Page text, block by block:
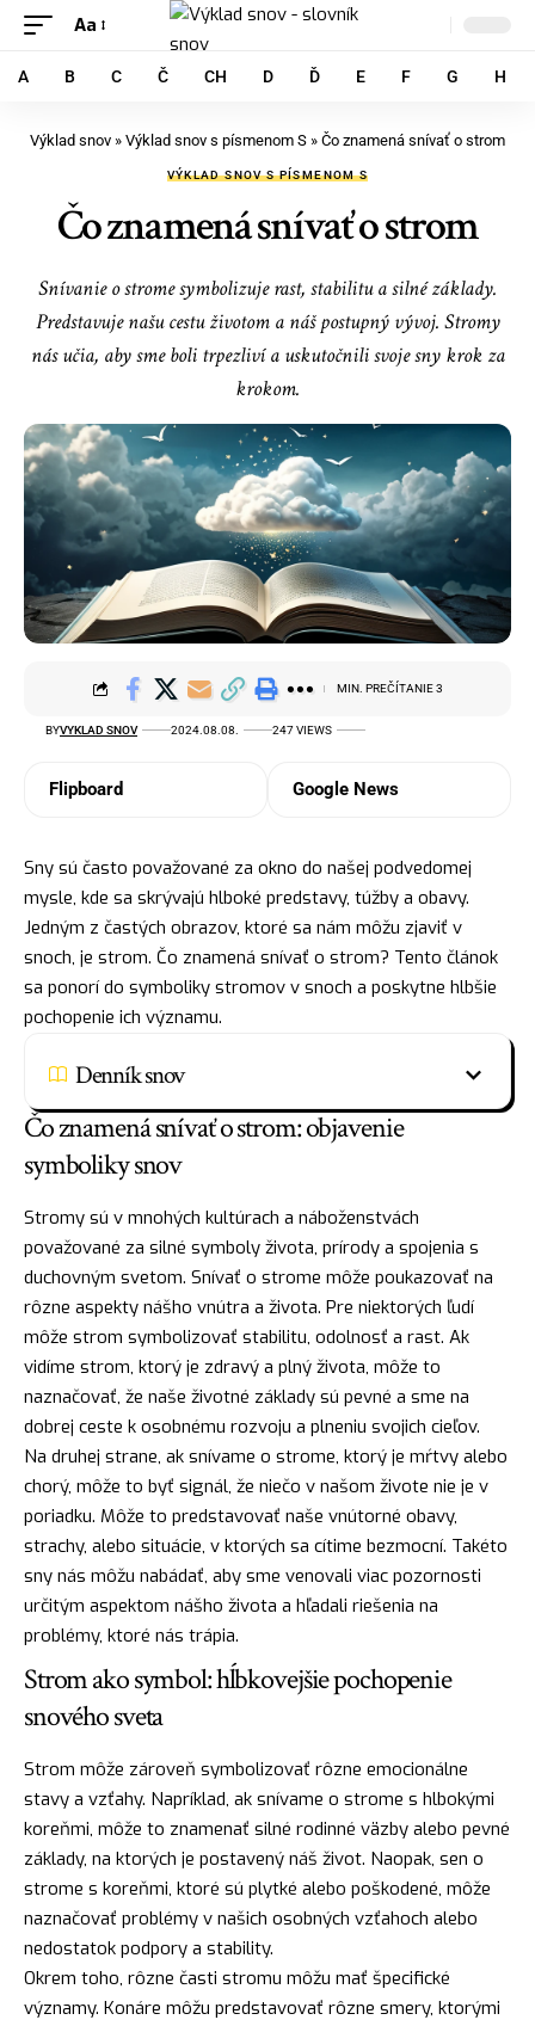
Aa
A B C Č CH D Ď E F G H
Výklad snov » Výklad snov s písmenom S » Čo znamená snívať o strom
VÝKLAD SNOV S PÍSMENOM S
Čo znamená snívať o strom
Snívanie o strome symbolizuje rast, stabilitu a silné základy.
Predstavuje našu cestu životom a náš postupný vývoj. Stromy
nás učia, aby sme boli trpezliví a uskutočnili svoje sny krok za
krokom.
BYVYKLAD SNOV 2024.08.08. 247 VIEWS
MIN. PREČÍTANIE 3
Flipboard Google News
Sny sú často považované za okno do našej podvedomej
mysle, kde sa skrývajú hlboké predstavy, túžby a obavy.
Jedným z častých obrazov, ktoré sa nám môžu zjaviť v
snoch, je strom. Čo znamená snívať o strom? Tento článok
sa ponorí do symboliky stromov v snoch a poskytne hlbšie
pochopenie ich významu.
Denník snov
Čo znamená snívať o strom: objavenie
symboliky snov
Stromy sú v mnohých kultúrach a náboženstvách
považované za silné symboly života, prírody a spojenia s
duchovným svetom. Snívať o strome môže poukazovať na
rôzne aspekty nášho vnútra a života. Pre niektorých ľudí
môže strom symbolizovať stabilitu, odolnosť a rast. Ak
vidíme strom, ktorý je zdravý a plný života, môže to
naznačovať, že naše životné základy sú pevné a sme na
dobrej ceste k osobnému rozvoju a plneniu svojich cieľov.
Na druhej strane, ak snívame o strome, ktorý je mŕtvy alebo
chorý, môže to byť signál, že niečo v našom živote nie je v
poriadku. Môže to predstavovať naše vnútorné obavy,
strachy, alebo situácie, v ktorých sa cítime bezmocní. Takéto
sny nás môžu nabádať, aby sme venovali viac pozornosti
určitým aspektom nášho života a hľadali riešenia na
problémy, ktoré nás trápia.
Strom ako symbol: hĺbkovejšie pochopenie
snového sveta
Strom môže zároveň symbolizovať rôzne emocionálne
stavy a vzťahy. Napríklad, ak snívame o strome s hlbokými
koreňmi, môže to znamenať silné rodinné väzby alebo pevné
základy, na ktorých je postavený náš život. Naopak, sen o
strome s koreňmi, ktoré sú plytké alebo poškodené, môže
naznačovať problémy v našich osobných vzťahoch alebo
nedostatok podpory a stability.
Okrem toho, rôzne časti stromu môžu mať špecifické
významy. Konáre môžu predstavovať rôzne smery, ktorými